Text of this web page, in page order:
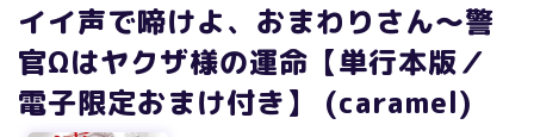
イイ声で啼けよ、おまわりさん～警
官Ωはヤクザ様の運命【単行本版／
電子限定おまけ付き】 (caramel)